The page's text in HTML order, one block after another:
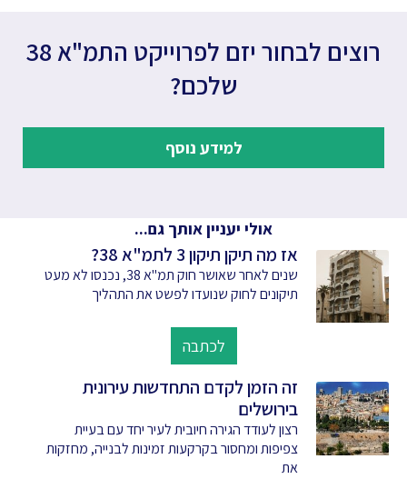
רוצים לבחור יזם לפרוייקט התמ"א 38
שלכם?
למידע נוסף
אולי יעניין אותך גם...
אז מה תיקן תיקון 3 לתמ"א 38?
שנים לאחר שאושר חוק תמ"א 38, נכנסו לא מעט
תיקונים לחוק שנועדו לפשט את התהליך
לכתבה
זה הזמן לקדם התחדשות עירונית
בירושלים
רצון לעודד הגירה חיובית לעיר יחד עם בעיית
צפיפות ומחסור בקרקעות זמינות לבנייה, מחזקות
את